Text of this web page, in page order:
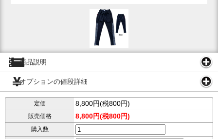
商品説明
オプションの値段詳細
定価 8,800円(税800円)
販売価格 8,800円(税800円)
購入数